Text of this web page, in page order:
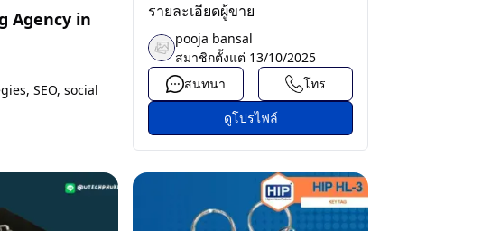
Agency in
SEO, social
รายละเอียดผู้ขาย
pooja bansal
สมาชิกตั้งแต่ 13/10/2025
สนทนา
โทร
ดูโปรไฟล์